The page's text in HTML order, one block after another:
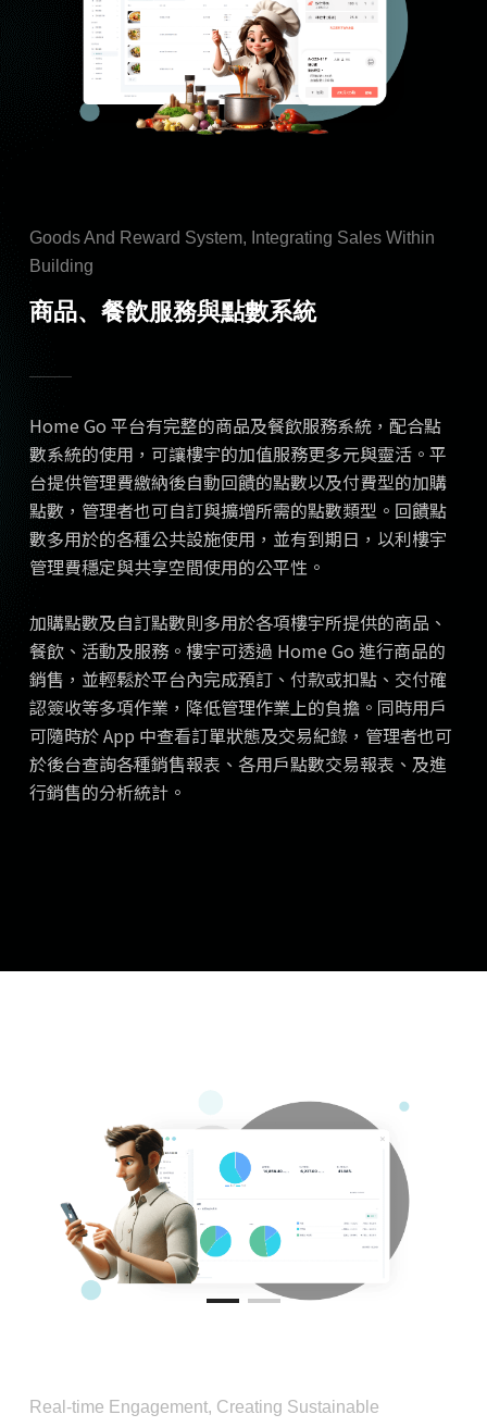
Goods And Reward System, Integrating Sales Within
Building
商品、餐飲服務與點數系統
Home Go 平台有完整的商品及餐飲服務系統，配合點
數系統的使用，可讓樓宇的加值服務更多元與靈活。平
台提供管理費繳納後自動回饋的點數以及付費型的加購
點數，管理者也可自訂與擴增所需的點數類型。回饋點
數多用於的各種公共設施使用，並有到期日，以利樓宇
管理費穩定與共享空間使用的公平性。
加購點數及自訂點數則多用於各項樓宇所提供的商品、
餐飲、活動及服務。樓宇可透過 Home Go 進行商品的
銷售，並輕鬆於平台內完成預訂、付款或扣點、交付確
認簽收等多項作業，降低管理作業上的負擔。同時用戶
可隨時於 App 中查看訂單狀態及交易紀錄，管理者也可
於後台查詢各種銷售報表、各用戶點數交易報表、及進
行銷售的分析統計。
Real-time Engagement, Creating Sustainable